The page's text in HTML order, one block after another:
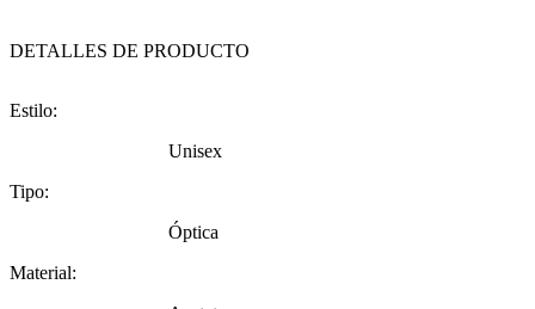
DETALLES DE PRODUCTO
Estilo:
Unisex
Tipo:
Óptica
Material: